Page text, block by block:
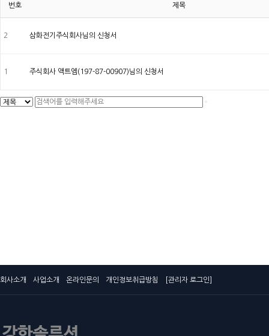
번호 제목
2 삼화전기주식회사님의 신청서
1 주식회사 액트엠(197-87-00907)님의 신청서
회사소개 사업소개 온라인문의 개인정보취급방침 [관리자 로그인]